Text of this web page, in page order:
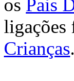
os Pais
ligações
Crianças.